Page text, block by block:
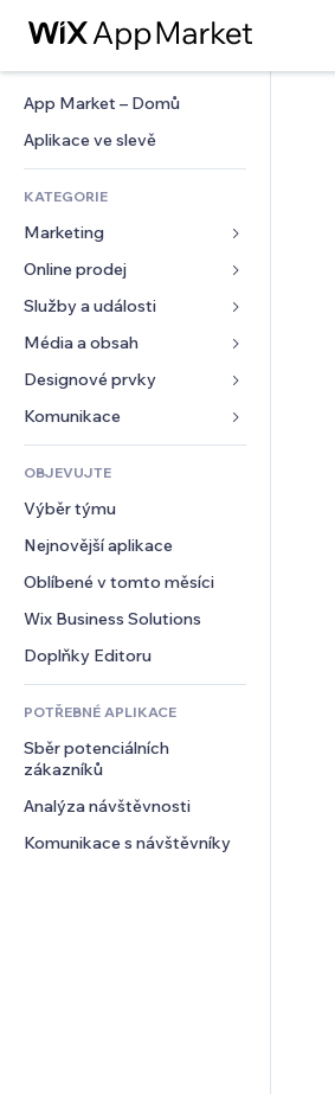
App Market – Domů
Aplikace ve slevě
KATEGORIE
Marketing
Reklamy
Mobilní zařízení
Analytika
Výpisy webu
E‑mail
Online prodej
Aplikace pro obchody
Doprava a doručení
Tlačítka pro prodej
Účetnictví
Kupóny a věrnostní programy
Skladování
Jídlo a nápoje
Služby a události
Ubytování
Události
Restaurace
Nemovitosti
Rezervace
Média a obsah
Galerie
Hudba
Podcasty
Fotografie
Video
PDF
Sdílení souborů
Novinky
Designové prvky
Mapy a navigace
Soukromí a bezpečnost
Hodiny
Šablony stránek
Efekty pro obrázky
Tlačítka a nabídky
Bannery a odznaky
Kalkulačky
Vyhledávání
Počasí
Tabulky a grafy
Formuláře
Ankety
Chat
Komentáře
Telefon
Komunita
Reference a recenze
CRM
OBJEVUJTE
Výběr týmu
Nejnovější aplikace
Oblíbené v tomto měsíci
Wix Business Solutions
Doplňky Editoru
POTŘEBNÉ APLIKACE
Sběr potenciálních
zákazníků
Analýza návštěvnosti
Komunikace s návštěvníky